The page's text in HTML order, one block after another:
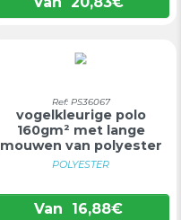
Ref: PS36067
Tweekleurige
vogelkleurige polo
160gm² met lange
mouwen van polyester
10...
POLYESTER
Van 16,88€